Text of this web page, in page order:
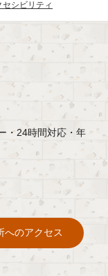
セシビリティ
・24時間対応・年
へのアクセス